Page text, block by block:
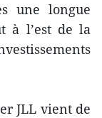
une longue
à l’est de la
JLL vient de